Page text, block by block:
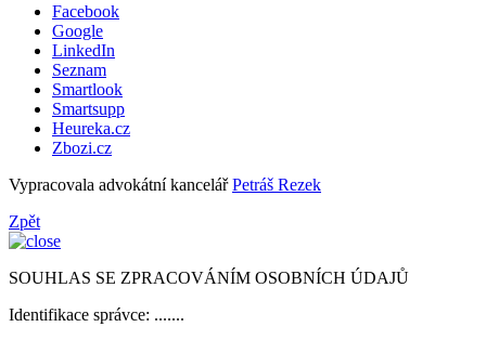
Facebook
Google
LinkedIn
Seznam
Smartlook
Smartsupp
Heureka.cz
Zbozi.cz
Vypracovala advokátní kancelářPetráš Rezek
Zpět
SOUHLAS SE ZPRACOVÁNÍM OSOBNÍCH ÚDAJŮ
Identifikace správce: .......